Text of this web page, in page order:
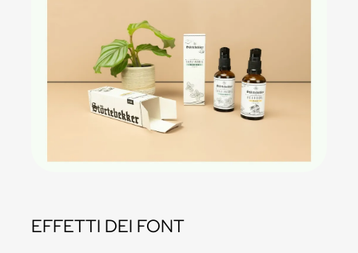
EFFETTI DEI FONT